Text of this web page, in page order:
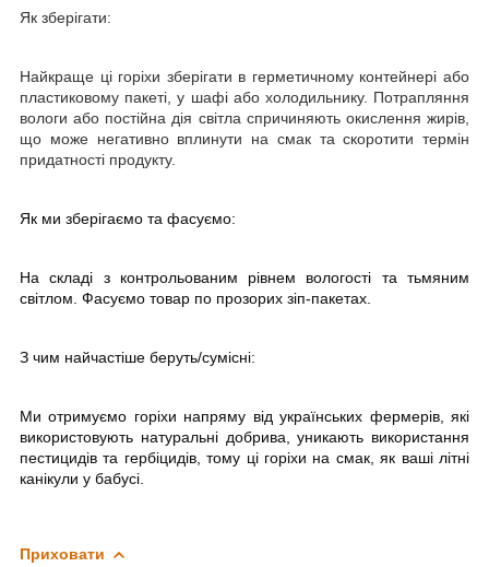
Як зберігати:
Найкраще ці горіхи зберігати в герметичному контейнері або
пластиковому пакеті, у шафі або холодильнику. Потрапляння
вологи або постійна дія світла спричиняють окислення жирів,
що може негативно вплинути на смак та скоротити термін
придатності продукту.
Як ми зберігаємо та фасуємо:
На складі з контрольованим рівнем вологості та тьмяним
світлом. Фасуємо товар по прозорих зіп-пакетах.
З чим найчастіше беруть/cумісні:
Ми отримуємо горіхи напряму від українських фермерів, які
використовують натуральні добрива, уникають використання
пестицидів та гербіцидів, тому ці горіхи на смак, як ваші літні
канікули у бабусі.
Приховати